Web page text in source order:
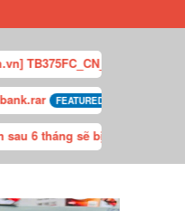
[ 74 Downloads ]
bị xóa gói khuyến mãi. Khi